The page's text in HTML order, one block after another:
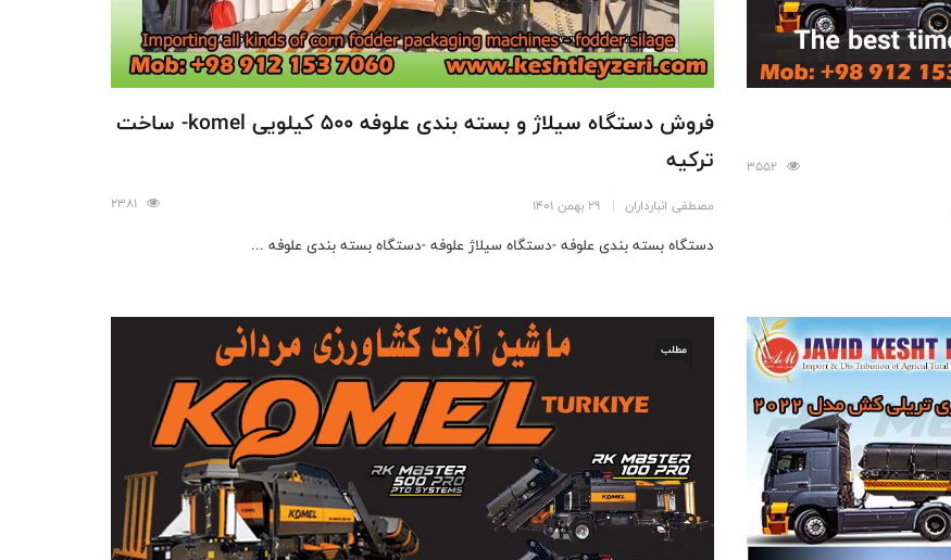
فروش دستگاه سیلاژ و بسته بندی علوفه 500 کیلویی komel- ساخت
ترکیه
مصطفی انبارداران 29 بهمن 1401
دستگاه بسته بندی علوفه -دستگاه سیلاژ علوفه -دستگاه بسته بندی علوفه ...
مطلب